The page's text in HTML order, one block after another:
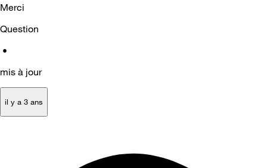
Merci
Question
•
mis à jour
il y a 3 ans